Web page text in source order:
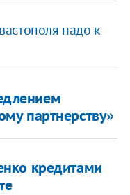
надо к
партнерству»
кредитами